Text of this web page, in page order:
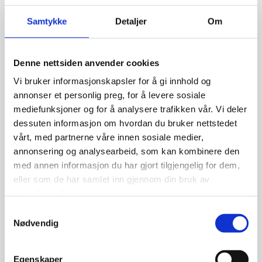
Samtykke Detaljer Om
Denne nettsiden anvender cookies
Vi bruker informasjonskapsler for å gi innhold og
annonser et personlig preg, for å levere sosiale
mediefunksjoner og for å analysere trafikken vår. Vi deler
dessuten informasjon om hvordan du bruker nettstedet
vårt, med partnerne våre innen sosiale medier,
annonsering og analysearbeid, som kan kombinere den
med annen informasjon du har gjort tilgjengelig for dem,
eller som de har samlet inn gjennom din bruk av
Nødvendig
Egenskaper
I sommer hadde vi flere i jobb gjennom Nordre Follo
Mange oppdrag for kommunen ble løst i denne
perioden, og flere fikk sitt første møte med både
forskjellig verktøy og ukjente oppgaver.
Hjelpemiddelsentralen i Nordre Follo kommune ga
Utafor Boksen et prosjekt med å innhente hjelpemidler
som kommunens innbyggere ikke lenger hadde behov
for. Vi har hatt en prosjektansatt på dette i 3 måneder i
2024, som sørget for at ca. 130 hentedestinasjoner ble
I desember inngikk vi avtale med Hjemmetjenesten i
Ski og på Langhus om å sørge for snø- og isfrie biler på